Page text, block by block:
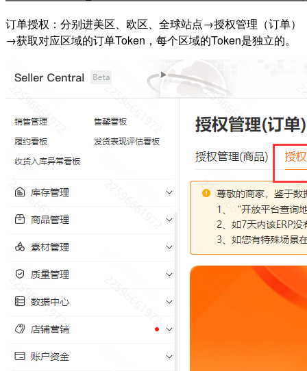
订单授权：分别进美区、欧区、全球站点→授权管理（订单）
→获取对应区域的订单Token，每个区域的Token是独立的。